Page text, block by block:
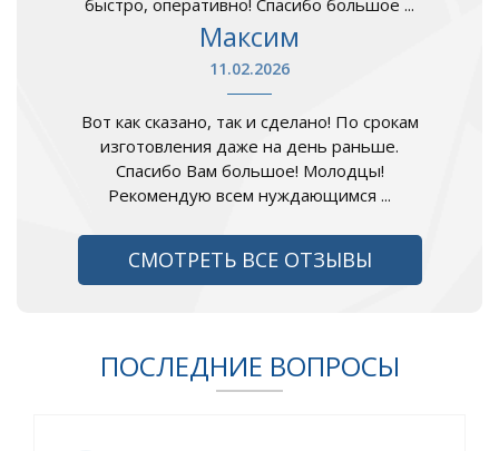
быстро, оперативно! Спасибо большое ...
Максим
11.02.2026
Вот как сказано, так и сделано! По срокам
изготовления даже на день раньше.
Спасибо Вам большое! Молодцы!
Рекомендую всем нуждающимся ...
СМОТРЕТЬ ВСЕ ОТЗЫВЫ
ПОСЛЕДНИЕ ВОПРОСЫ